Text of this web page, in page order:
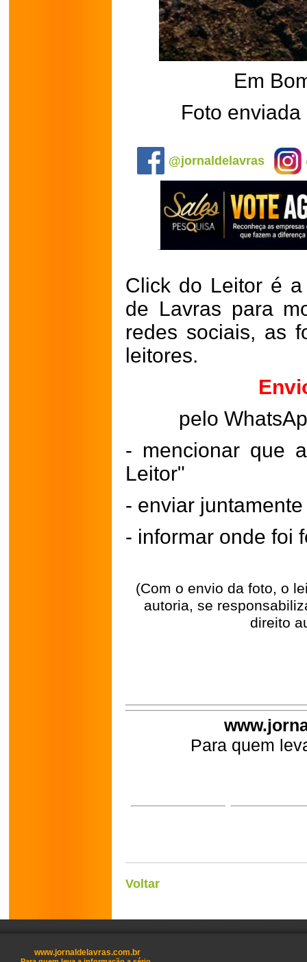
Em
Foto
@jornaldelavras
Click do Leitor é
de Lavras para
redes sociais, as
leitores.
pelo
- mencionar que
Leitor"
- enviar
- informar onde foi
(Com o envio da foto, o
autoria, se
direito
Para quem
Voltar
www.jornaldelavras.com.br